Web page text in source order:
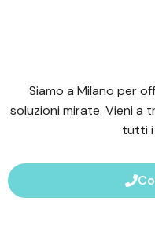
Siamo a Milano per
soluzioni mirate. Vieni
tutti i